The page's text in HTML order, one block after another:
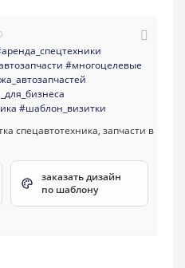
#многоцелевые
#шаблон_визитки
заказать дизайн
по шаблону